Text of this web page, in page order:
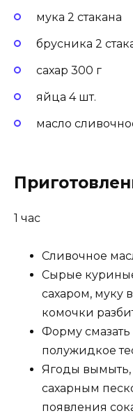
мука 2 стакана
брусника 2
сахар 300 г
яйца 4 шт.
масло
1 час
Сливочное
Сырые
сахаром, муку
комочки
Форму
полужидкое
Ягоды вымыть,
сахарным
появления